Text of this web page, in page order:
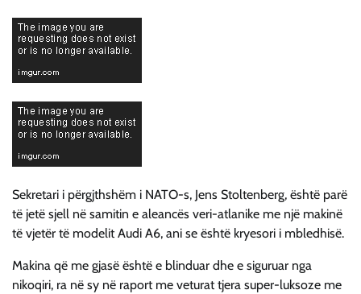
Sekretari i përgjthshëm i NATO-s, Jens Stoltenberg, është parë
të jetë sjell në samitin e aleancës veri-atlanike me një makinë
të vjetër të modelit Audi A6, ani se është kryesori i mbledhisë.
Makina që me gjasë është e blinduar dhe e siguruar nga
nikoqiri, ra në sy në raport me veturat tjera super-luksoze me